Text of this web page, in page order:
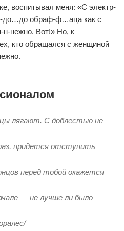
воспитывал меня: «С электр-
до…до обраф-ф…аца как с
нежно. Вот!» Но, к
кто обращался с женщиной
лягают. С доблестью не
придется отступить
перед тобой окажется
— не лучше ли было